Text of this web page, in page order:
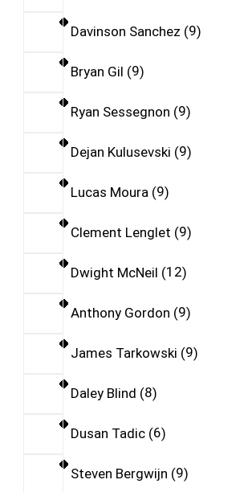
Davinson Sanchez 9
Bryan Gil 9
Ryan Sessegnon 9
Dejan Kulusevski 9
Lucas Moura 9
Clement Lenglet 9
Dwight McNeil 12
Anthony Gordon 9
James Tarkowski 9
Daley Blind 8
Dusan Tadic 6
Steven Bergwijn 9